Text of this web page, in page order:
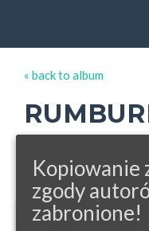
« back to album
photos from:
vybezek.eu (14-27)
Kopiowanie
zgody
zabronione!